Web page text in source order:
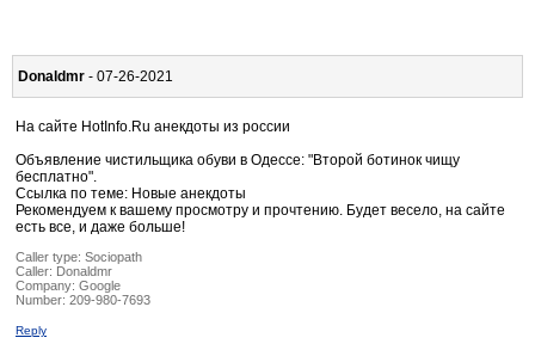
Donaldmr - 07-26-2021
На сайте HotInfo.Ru анекдоты из россии
Объявление чистильщика обуви в Одессе: "Второй ботинок чищу
бесплатно".
Ссылка по теме: Новые анекдоты
Рекомендуем к вашему просмотру и прочтению. Будет весело, на сайте
есть все, и даже больше!
Caller type: Sociopath
Caller: Donaldmr
Company: Google
Number: 209-980-7693
Reply